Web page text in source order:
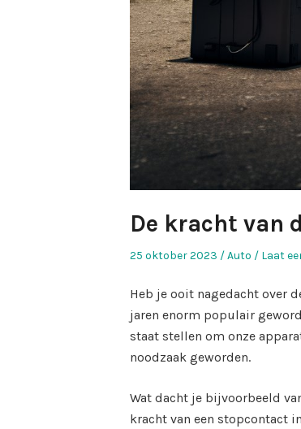
De kracht van
Geplaatst
25 oktober 2023
Geplaatst
Auto Laat
Heb je ooit nagedacht over
jaren enorm populair
staat stellen om onze
noodzaak geworden.
Wat dacht je bijvoorbeeld
kracht van een stopcontact